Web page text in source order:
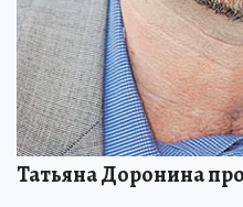
Татьяна Доронина